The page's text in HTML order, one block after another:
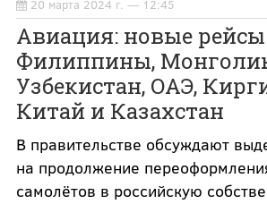
20 марта 2024 г. — 12:45
Авиация: новые
Филиппины,
Узбекистан, ОАЭ,
Китай и Казахстан
В правительстве обсуждают
на продолжение
самолётов в российскую